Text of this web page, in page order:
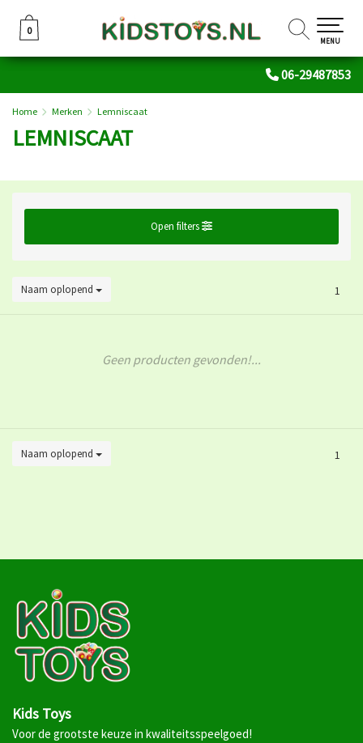
06-29487853
0
0
MENU
Home Merken Lemniscaat
LEMNISCAAT
Open filters
Naam oplopend 1
Geen producten gevonden!...
Naam oplopend 1
Kids Toys
Voor de grootste keuze in kwaliteitsspeelgoed!